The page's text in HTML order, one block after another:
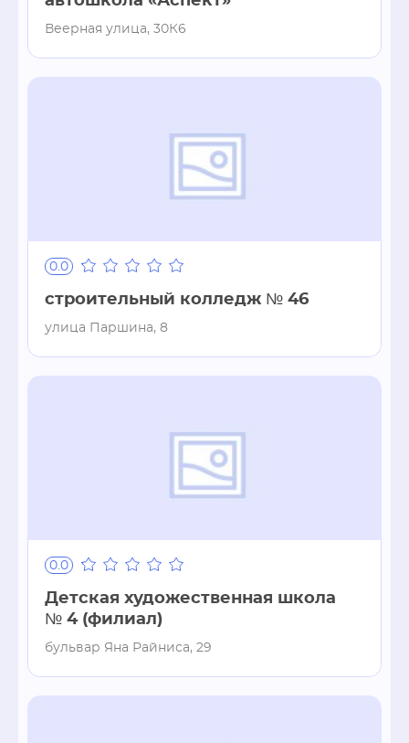
Веерная улица, 30К6
0.0
строительный колледж № 46
улица Паршина, 8
0.0
Детская художественная школа
№ 4 (филиал)
бульвар Яна Райниса, 29